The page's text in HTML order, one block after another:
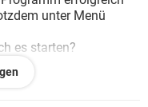
unter Menü
es starten?
:-)